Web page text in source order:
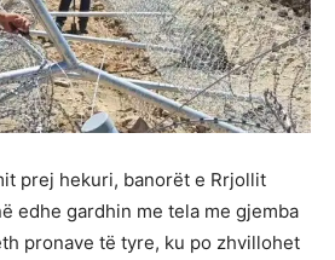
prej hekuri, banorët e Rrjollit
edhe gardhin me tela me gjemba
pronave të tyre, ku po zhvillohet